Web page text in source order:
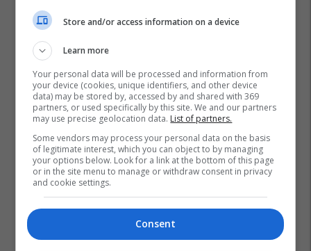
Store and/or access information on a device
Learn more
Your personal data will be processed and information from
your device (cookies, unique identifiers, and other device
data) may be stored by, accessed by and shared with 369
partners, or used specifically by this site. We and our partners
may use precise geolocation data. List of partners.
Some vendors may process your personal data on the basis
of legitimate interest, which you can object to by managing
your options below. Look for a link at the bottom of this page
or in the site menu to manage or withdraw consent in privacy
and cookie settings.
Consent